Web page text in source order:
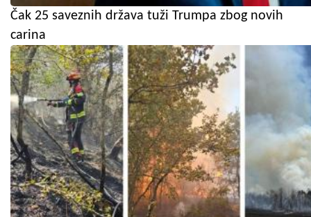
Čak 25 saveznih država tuži Trumpa zbog novih
carina